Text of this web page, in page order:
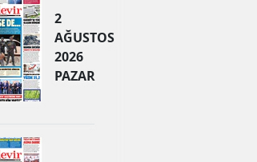
2
AĞUSTOS
2026
PAZAR